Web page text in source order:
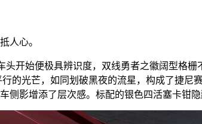
人心。
开始便极具辨识度，双线勇者之徽阔型格
的光芒，如同划破黑夜的流星，构成了捷尼
侧影增添了层次感。标配的银色四活塞卡钳